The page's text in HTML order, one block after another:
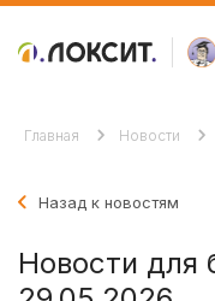
Главная Новости
Назад к новостям
Новости для